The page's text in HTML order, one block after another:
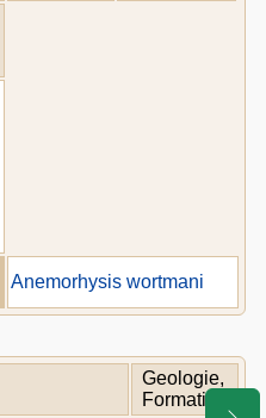
Anemorhysis wortmani
Geologie,
Formation